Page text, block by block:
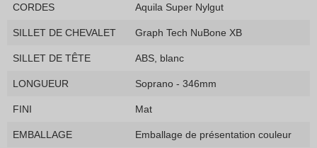
CORDES Aquila Super Nylgut
SILLET DE CHEVALET Graph Tech NuBone XB
SILLET DE TÊTE ABS, blanc
LONGUEUR Soprano - 346mm
FINI Mat
EMBALLAGE Emballage de présentation couleur